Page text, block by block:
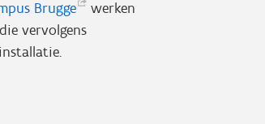
Brugge
werken
vervolgens